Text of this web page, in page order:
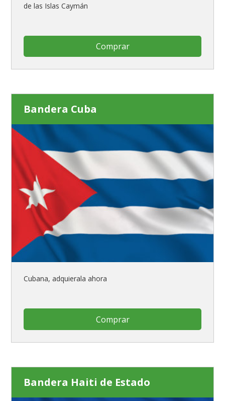
de las Islas Caymán
Comprar
Bandera Cuba
Cubana, adquierala ahora
Comprar
Bandera Haiti de Estado